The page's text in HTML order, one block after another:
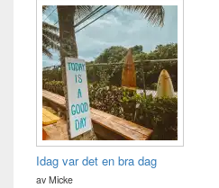
Idag var det en bra dag
av Micke